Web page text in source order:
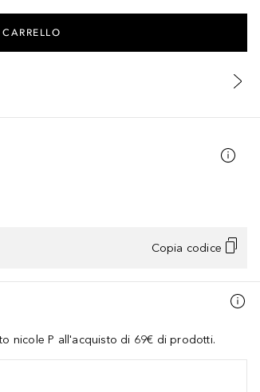
Copia codice
nicole P all'acquisto di 69€ di prodotti.